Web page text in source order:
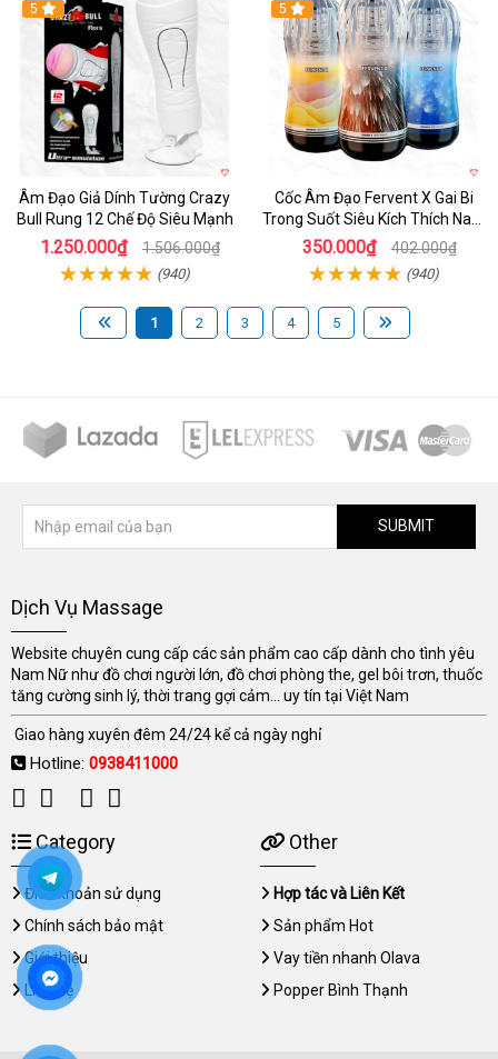
5
Âm Đạo Giả Dính Tường Crazy
Bull Rung 12 Chế Độ Siêu Mạnh
1.250.000₫ 1.506.000₫
(940)
Hot
5
Cốc Âm Đạo Fervent X Gai Bi
Trong Suốt Siêu Kích Thích Nam
Giới
350.000₫ 402.000₫
(940)
1 2 3 4 5
SUBMIT
Dịch Vụ Massage
Website chuyên cung cấp các sản phẩm cao cấp dành cho tình yêu
Nam Nữ như đồ chơi người lớn, đồ chơi phòng the, gel bôi trơn, thuốc
tăng cường sinh lý, thời trang gợi cảm... uy tín tại Việt Nam
Giao hàng xuyên đêm 24/24 kể cả ngày nghỉ
Hotline: 0938411000
Category
Điều khoản sử dụng
Chính sách bảo mật
Giới thiệu
Liên hệ
Other
Hợp tác và Liên Kết
Sản phẩm Hot
Vay tiền nhanh Olava
Popper Bình Thạnh